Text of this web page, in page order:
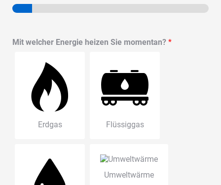
Mit welcher Energie heizen Sie momentan? *
Erdgas Flüssiggas
Umweltwärme